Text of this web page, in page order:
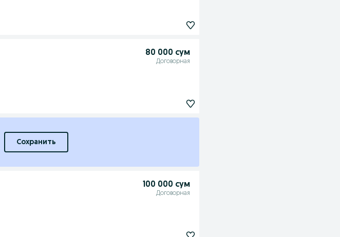
80 000 сум
Договорная
Сохранить
100 000 сум
Договорная